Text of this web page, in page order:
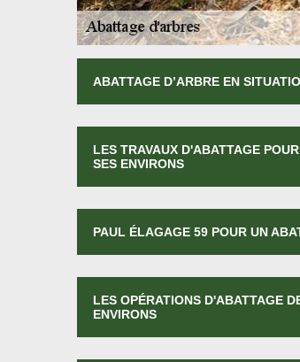
ABATTAGE D’ARBRE EN
LES TRAVAUX D'ABATTAGE
SES ENVIRONS
PAUL ÉLAGAGE 59 POUR UN
LES OPÉRATIONS D'ABATTAGE
ENVIRONS